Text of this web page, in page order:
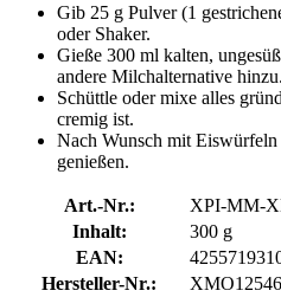
Gib 25 g Pulver (1
oder Shaker.
Gieße 300 ml kalten,
andere Milchalternative hinzu.
Schüttle oder mixe alles
cremig ist.
Nach Wunsch mit
genießen.
Art.-Nr.:
XPI-MM-
Inhalt:
300 g
EAN:
Hersteller-Nr.:
XMO12546